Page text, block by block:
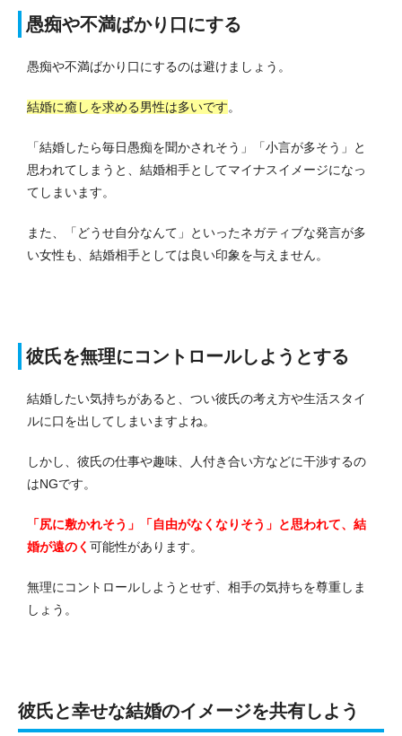
愚痴や不満ばかり口にする
愚痴や不満ばかり口にするのは避けましょう。
結婚に癒しを求める男性は多いです。
「結婚したら毎日愚痴を聞かされそう」「小言が多そう」と
思われてしまうと、結婚相手としてマイナスイメージになっ
てしまいます。
また、「どうせ自分なんて」といったネガティブな発言が多
い女性も、結婚相手としては良い印象を与えません。
彼氏を無理にコントロールしようとする
結婚したい気持ちがあると、つい彼氏の考え方や生活スタイ
ルに口を出してしまいますよね。
しかし、彼氏の仕事や趣味、人付き合い方などに干渉するの
はNGです。
「尻に敷かれそう」「自由がなくなりそう」と思われて、結
婚が遠のく 可能性があります。
無理にコントロールしようとせず、相手の気持ちを尊重しま
しょう。
彼氏と幸せな結婚のイメージを共有しよう